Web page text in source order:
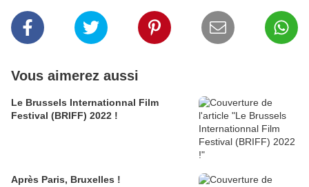
Vous aimerez aussi
Le Brussels Internationnal Film
Festival (BRIFF) 2022 !
Après Paris, Bruxelles !